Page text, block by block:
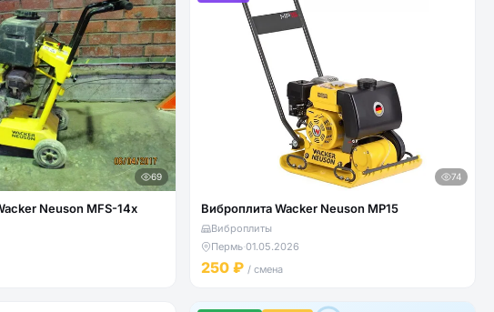
69
Neuson MFS-14x
74
Виброплита Wacker Neuson MP15
Виброплиты
Пермь·01.05.2026
250 ₽ / смена